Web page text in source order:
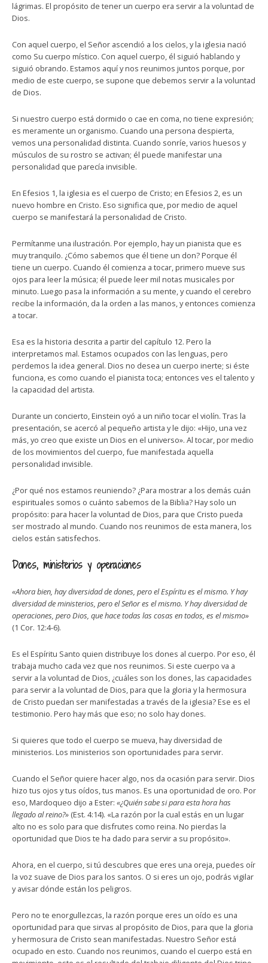
lágrimas. El propósito de tener un cuerpo era servir a la voluntad de
Dios.
Con aquel cuerpo, el Señor ascendió a los cielos, y la iglesia nació
como Su cuerpo místico. Con aquel cuerpo, él siguió hablando y
siguió obrando. Estamos aquí y nos reunimos juntos porque, por
medio de este cuerpo, se supone que debemos servir a la voluntad
de Dios.
Si nuestro cuerpo está dormido o cae en coma, no tiene expresión;
es meramente un organismo. Cuando una persona despierta,
vemos una personalidad distinta. Cuando sonríe, varios huesos y
músculos de su rostro se activan; él puede manifestar una
personalidad que parecía invisible.
En Efesios 1, la iglesia es el cuerpo de Cristo; en Efesios 2, es un
nuevo hombre en Cristo. Eso significa que, por medio de aquel
cuerpo se manifestará la personalidad de Cristo.
Permítanme una ilustración. Por ejemplo, hay un pianista que es
muy tranquilo. ¿Cómo sabemos que él tiene un don? Porque él
tiene un cuerpo. Cuando él comienza a tocar, primero mueve sus
ojos para leer la música; él puede leer mil notas musicales por
minuto. Luego pasa la información a su mente, y cuando el cerebro
recibe la información, da la orden a las manos, y entonces comienza
a tocar.
Esa es la historia descrita a partir del capítulo 12. Pero la
interpretamos mal. Estamos ocupados con las lenguas, pero
perdemos la idea general. Dios no desea un cuerpo inerte; si éste
funciona, es como cuando el pianista toca; entonces ves el talento y
la capacidad del artista.
Durante un concierto, Einstein oyó a un niño tocar el violín. Tras la
presentación, se acercó al pequeño artista y le dijo: «Hijo, una vez
más, yo creo que existe un Dios en el universo». Al tocar, por medio
de los movimientos del cuerpo, fue manifestada aquella
personalidad invisible.
¿Por qué nos estamos reuniendo? ¿Para mostrar a los demás cuán
espirituales somos o cuánto sabemos de la Biblia? Hay solo un
propósito: para hacer la voluntad de Dios, para que Cristo pueda
ser mostrado al mundo. Cuando nos reunimos de esta manera, los
cielos están satisfechos.
Dones, ministerios y operaciones
«Ahora bien, hay diversidad de dones, pero el Espíritu es el mismo. Y hay
diversidad de ministerios, pero el Señor es el mismo. Y hay diversidad de
operaciones, pero Dios, que hace todas las cosas en todos, es el mismo»
(1 Cor. 12:4-6).
Es el Espíritu Santo quien distribuye los dones al cuerpo. Por eso, él
trabaja mucho cada vez que nos reunimos. Si este cuerpo va a
servir a la voluntad de Dios, ¿cuáles son los dones, las capacidades
para servir a la voluntad de Dios, para que la gloria y la hermosura
de Cristo puedan ser manifestadas a través de la iglesia? Ese es el
testimonio. Pero hay más que eso; no solo hay dones.
Si quieres que todo el cuerpo se mueva, hay diversidad de
ministerios. Los ministerios son oportunidades para servir.
Cuando el Señor quiere hacer algo, nos da ocasión para servir. Dios
hizo tus ojos y tus oídos, tus manos. Es una oportunidad de oro. Por
eso, Mardoqueo dijo a Ester: «¿Quién sabe si para esta hora has
llegado al reino?» (Est. 4:14). «La razón por la cual estás en un lugar
alto no es solo para que disfrutes como reina. No pierdas la
oportunidad que Dios te ha dado para servir a su propósito».
Ahora, en el cuerpo, si tú descubres que eres una oreja, puedes oír
la voz suave de Dios para los santos. O si eres un ojo, podrás vigilar
y avisar dónde están los peligros.
Pero no te enorgullezcas, la razón porque eres un oído es una
oportunidad para que sirvas al propósito de Dios, para que la gloria
y hermosura de Cristo sean manifestadas. Nuestro Señor está
ocupado en esto. Cuando nos reunimos, cuando el cuerpo está en